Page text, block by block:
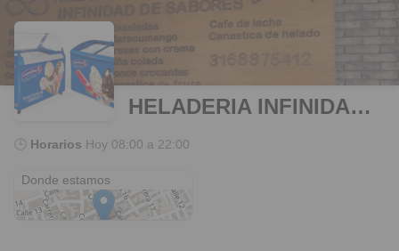
HELADERIA INFINIDAD DE SABORES
🕒 Horarios Hoy 08:00 a 22:00
Donde estamos